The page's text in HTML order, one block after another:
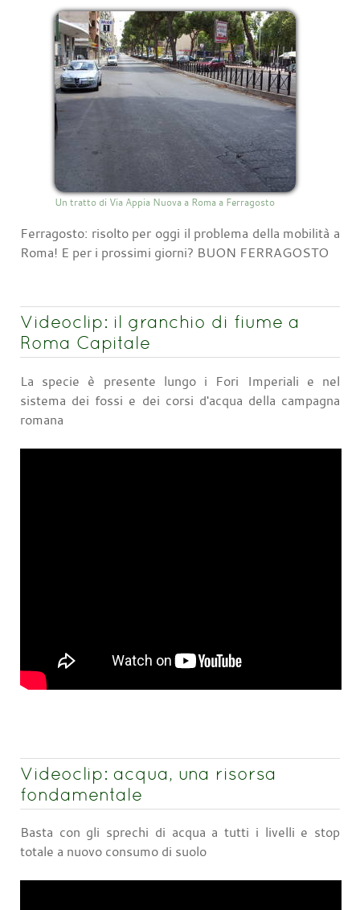
Un tratto di Via Appia Nuova a Roma a Ferragosto
Ferragosto: risolto per oggi il problema della mobilità a
Roma! E per i prossimi giorni? BUON FERRAGOSTO
Videoclip: il granchio di fiume a
Roma Capitale
La specie è presente lungo i Fori Imperiali e nel
sistema dei fossi e dei corsi d'acqua della campagna
romana
Videoclip: acqua, una risorsa
fondamentale
Basta con gli sprechi di acqua a tutti i livelli e stop
totale a nuovo consumo di suolo